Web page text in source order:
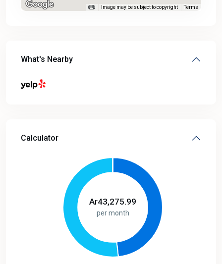
Image may be subject to copyright Terms
What's Nearby
Calculator
Ar43,275.99
per month